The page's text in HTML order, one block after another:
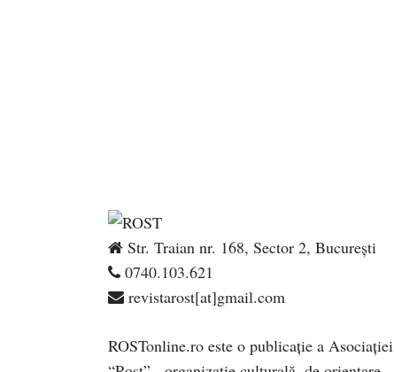
Str. Traian nr. 168, Sector 2, București
0740.103.621
revistarost[at]gmail.com
ROSTonline.ro este o publicaţie a Asociaţiei